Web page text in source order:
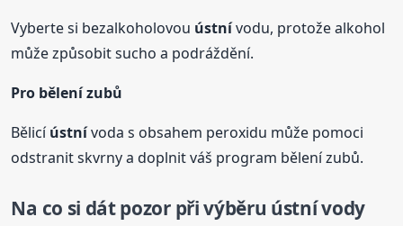
Vyberte si bezalkoholovou ústnívodu, protože alkohol
může způsobit sucho a podráždění.
Pro bělení zubů
Bělicíústnívoda s obsahem peroxidu může pomoci
odstranit skvrny a doplnit váš program bělení zubů.
Na co si dát pozor při výběru ústnívody